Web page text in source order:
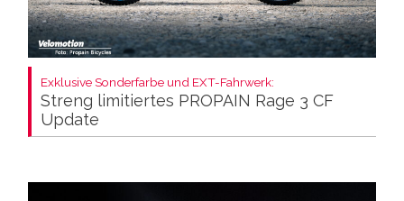
Exklusive Sonderfarbe und EXT-Fahrwerk:
Streng limitiertes PROPAIN Rage 3 CF
Update